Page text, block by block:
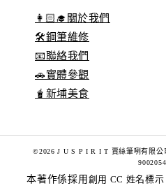
👩🏻‍🎓關於我們
🛠️鋼筆維修
📧聯絡我們
🚗實體參觀
🧋新埔美食
©2026 J U S P I R I T 賈絲筆咧有限公
本著作係採用 創用 CC 姓名標